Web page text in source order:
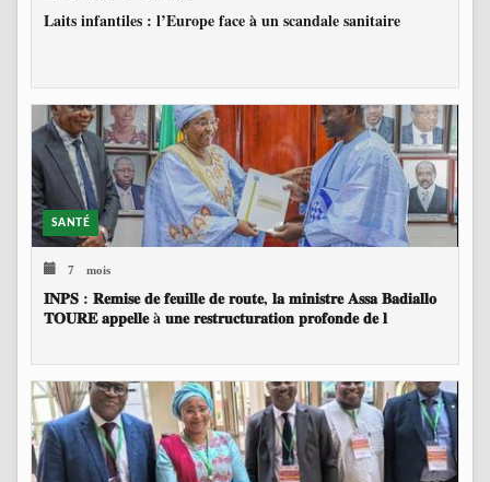
Laits infantiles : l’Europe face à un scandale sanitaire
SANTÉ
7 mois
𝐈𝐍𝐏𝐒 : 𝐑𝐞𝐦𝐢𝐬𝐞 𝐝𝐞 𝐟𝐞𝐮𝐢𝐥𝐥𝐞 𝐝𝐞 𝐫𝐨𝐮𝐭𝐞, 𝐥𝐚 𝐦𝐢𝐧𝐢𝐬𝐭𝐫𝐞 𝐀𝐬𝐬𝐚 𝐁𝐚𝐝𝐢𝐚𝐥𝐥𝐨
𝐓𝐎𝐔𝐑𝐄 𝐚𝐩𝐩𝐞𝐥𝐥𝐞 à 𝐮𝐧𝐞 𝐫𝐞𝐬𝐭𝐫𝐮𝐜𝐭𝐮𝐫𝐚𝐭𝐢𝐨𝐧 𝐩𝐫𝐨𝐟𝐨𝐧𝐝𝐞 𝐝𝐞 𝐥